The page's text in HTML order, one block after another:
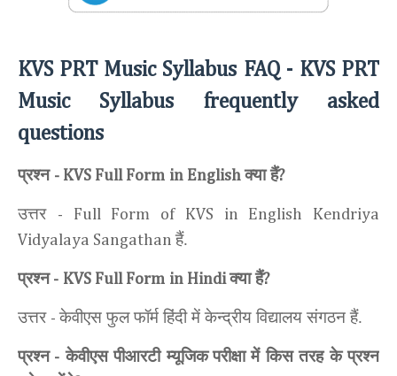
KVS PRT Music Syllabus FAQ - KVS PRT
Music Syllabus frequently asked
questions
प्रश्न - KVS Full Form in Englishक्या हैं?
उत्तर
- Full Form of KVS in English Kendriya
Vidyalaya Sangathan हैं.
प्रश्न - KVS Full Form in Hindiक्या हैं?
उत्तर - केवीएस फुल फॉर्म हिंदी में केन्द्रीय विद्यालय संगठन हैं.
प्रश्न- केवीएस पीआरटी म्यूजिक परीक्षा में किस तरह के प्रश्न